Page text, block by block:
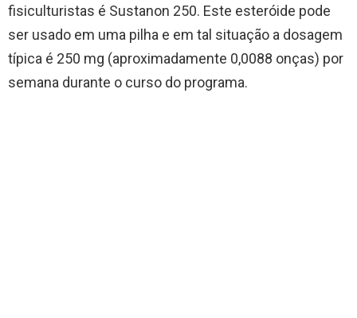
fisiculturistas é Sustanon 250. Este esteróide pode
ser usado em uma pilha e em tal situação a dosagem
típica é 250 mg (aproximadamente 0,0088 onças) por
semana durante o curso do programa.